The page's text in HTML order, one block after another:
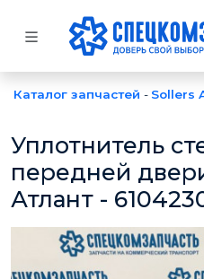
Каталог запчастей - Sollers
Уплотнитель
передней
Атлант -